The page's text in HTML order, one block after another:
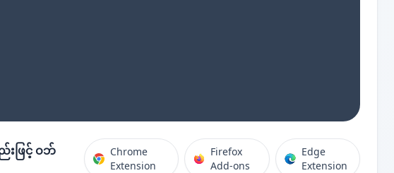
ဖြင့် ဝဘ်
Chrome
Extension
Firefox
Add-ons
Edge
Extension